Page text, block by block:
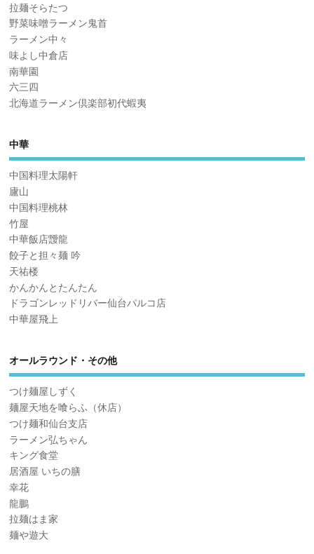
拉麺そらたつ
野菜味噌ラーメン鬼首
ラーメン中々
味よし中倉店
南華園
六三四
北海道ラーメン倶楽部初代蝦夷
中華
中国料理太陽軒
廬山
中国料理桃林
竹屋
中華飯店靉龍
餃子と担々麺 吟
天祐楼
かんかんとたんたん
ドラゴンレッドリバー仙台パルコ店
中華屋飛上
オールラウンド・その他
つけ麺屋しずく
麺屋天地を喰らふ（休店）
つけ麺和仙台支店
ラーメン弘ちゃん
キング食堂
居酒屋 いちの膳
幸花
龍鵬
拉麺はま家
麺や遊大